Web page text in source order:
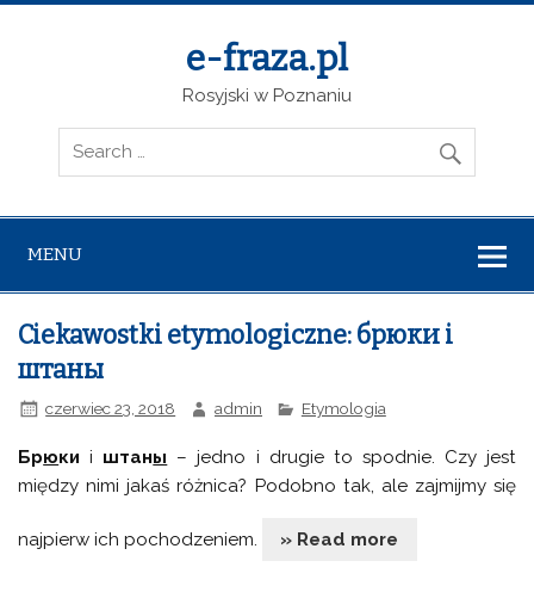
e-fraza.pl
Rosyjski w Poznaniu
MENU
Ciekawostki etymologiczne: брюки i
штаны
czerwiec 23, 2018 admin Etymologia
Брюки i штаны – jedno i drugie to spodnie. Czy jest
między nimi jakaś różnica? Podobno tak, ale zajmijmy się
najpierw ich pochodzeniem. » Read more